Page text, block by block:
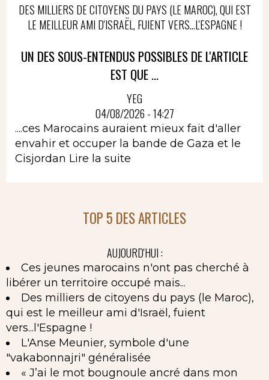
DES MILLIERS DE CITOYENS DU PAYS (LE MAROC), QUI EST
LE MEILLEUR AMI D'ISRAËL, FUIENT VERS...L'ESPAGNE !
UN DES SOUS-ENTENDUS POSSIBLES DE L'ARTICLE
EST QUE ...
YEG
04/08/2026 - 14:27
....ces Marocains auraient mieux fait d'aller
envahir et occuper la bande de Gaza et le
Cisjordan Lire la suite
TOP 5 DES ARTICLES
AUJOURD'HUI :
Ces jeunes marocains n'ont pas cherché à
libérer un territoire occupé mais...
Des milliers de citoyens du pays (le Maroc),
qui est le meilleur ami d'Israël, fuient
vers...l'Espagne !
L'Anse Meunier, symbole d'une
"vakabonnajri" généralisée
« J’ai le mot bougnoule ancré dans mon